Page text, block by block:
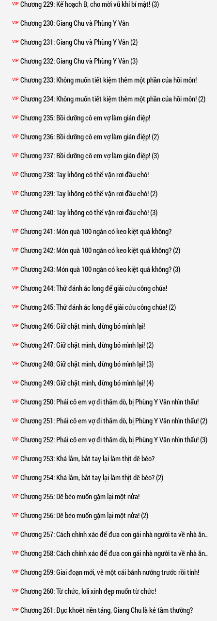
VIP Chương 229: Kế hoạch B, cho mời vũ khí bí mật! (3)
VIP Chương 230: Giang Chu và Phùng Y Vân
VIP Chương 231: Giang Chu và Phùng Y Vân (2)
VIP Chương 232: Giang Chu và Phùng Y Vân (3)
VIP Chương 233: Không muốn tiết kiệm thêm một phần của hồi môn!
VIP Chương 234: Không muốn tiết kiệm thêm một phần của hồi môn! (2)
VIP Chương 235: Bồi dưỡng cô em vợ làm gián điệp!
VIP Chương 236: Bồi dưỡng cô em vợ làm gián điệp! (2)
VIP Chương 237: Bồi dưỡng cô em vợ làm gián điệp! (3)
VIP Chương 238: Tay không có thể vặn rơi đầu chó!
VIP Chương 239: Tay không có thể vặn rơi đầu chó! (2)
VIP Chương 240: Tay không có thể vặn rơi đầu chó! (3)
VIP Chương 241: Món quà 100 ngàn có keo kiệt quá không?
VIP Chương 242: Món quà 100 ngàn có keo kiệt quá không? (2)
VIP Chương 243: Món quà 100 ngàn có keo kiệt quá không? (3)
VIP Chương 244: Thử đánh ác long để giải cứu công chúa!
VIP Chương 245: Thử đánh ác long để giải cứu công chúa! (2)
VIP Chương 246: Giữ chặt mình, đừng bỏ mình lại!
VIP Chương 247: Giữ chặt mình, đừng bỏ mình lại! (2)
VIP Chương 248: Giữ chặt mình, đừng bỏ mình lại! (3)
VIP Chương 249: Giữ chặt mình, đừng bỏ mình lại! (4)
VIP Chương 250: Phái cô em vợ đi thăm dò, bị Phùng Y Vân nhìn thấu!
VIP Chương 251: Phái cô em vợ đi thăm dò, bị Phùng Y Vân nhìn thấu! (2)
VIP Chương 252: Phái cô em vợ đi thăm dò, bị Phùng Y Vân nhìn thấu! (3)
VIP Chương 253: Khá lắm, bắt tay lại làm thịt dê béo?
VIP Chương 254: Khá lắm, bắt tay lại làm thịt dê béo? (2)
VIP Chương 255: Dê béo muốn gặm lại một nửa!
VIP Chương 256: Dê béo muốn gặm lại một nửa! (2)
VIP Chương 257: Cách chính xác để đưa con gái nhà người ta về nhà ăn tết!
VIP Chương 258: Cách chính xác để đưa con gái nhà người ta về nhà ăn tết! (2)
VIP Chương 259: Giai đoạn mới, vẽ một cái bánh nướng trước rồi tính!
VIP Chương 260: Từ chức, loli xinh đẹp muốn từ chức!
VIP Chương 261: Đục khoét nền tảng, Giang Chu là kẻ tầm thường?